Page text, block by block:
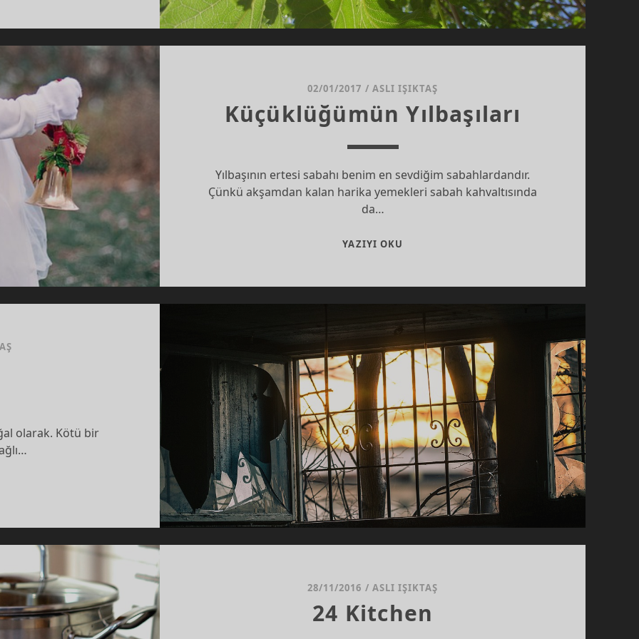
02/01/2017 / ASLI IŞIKTAŞ
Küçüklüğümün Yılbaşıları
Yılbaşının ertesi sabahı benim en sevdiğim sabahlardandır.
Çünkü akşamdan kalan harika yemekleri sabah kahvaltısında
da…
YAZIYI OKU
olarak. Kötü bir
28/11/2016 / ASLI IŞIKTAŞ
24 Kitchen